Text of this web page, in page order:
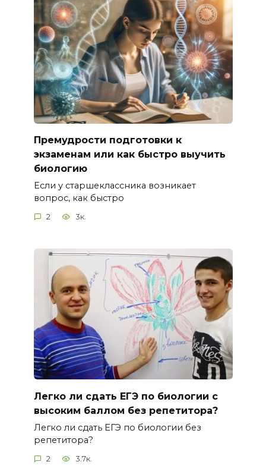
Премудрости подготовки к
экзаменам или как быстро выучить
биологию
Если у старшеклассника возникает
вопрос, как быстро
2 3к.
Легко ли сдать ЕГЭ по биологии с
высоким баллом без репетитора?
Легко ли сдать ЕГЭ по биологии без
репетитора?
2 3.7к.